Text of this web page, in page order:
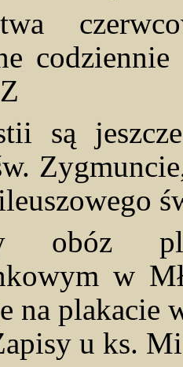
są
obóz
w
na plakacie
u ks.